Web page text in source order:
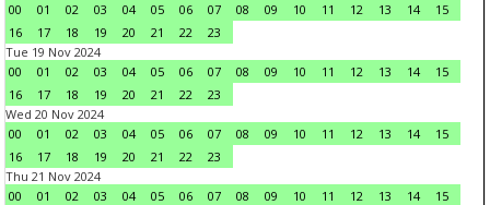
00
01 02 03 04 05 06 07 08 09 10 11 12 13 14
15
16
17 18 19 20 21 22
23
Tue 19 Nov 2024
00
01 02 03 04 05 06 07 08 09 10 11 12 13 14
15
16
17 18 19 20 21 22
23
Wed 20 Nov 2024
00
01 02 03 04 05 06 07 08 09 10 11 12 13 14
15
16
17 18 19 20 21 22
23
Thu 21 Nov 2024
00
01 02 03 04 05 06 07 08 09 10 11 12 13 14
15